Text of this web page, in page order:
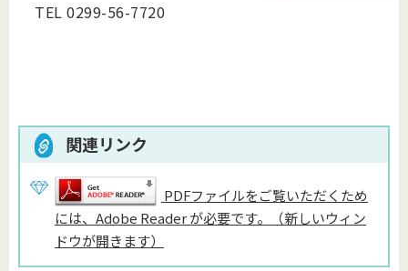
TEL 0299-56-7720
関連リンク
PDFファイルをご覧いただくため
には、Adobe Reader が必要です。（新しいウィン
ドウが開きます）